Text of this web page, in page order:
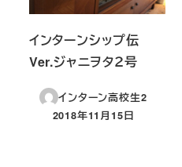
インターンシップ伝
Ver.ジャニヲタ２号
インターン高校生2
投稿日
2018年11月15日